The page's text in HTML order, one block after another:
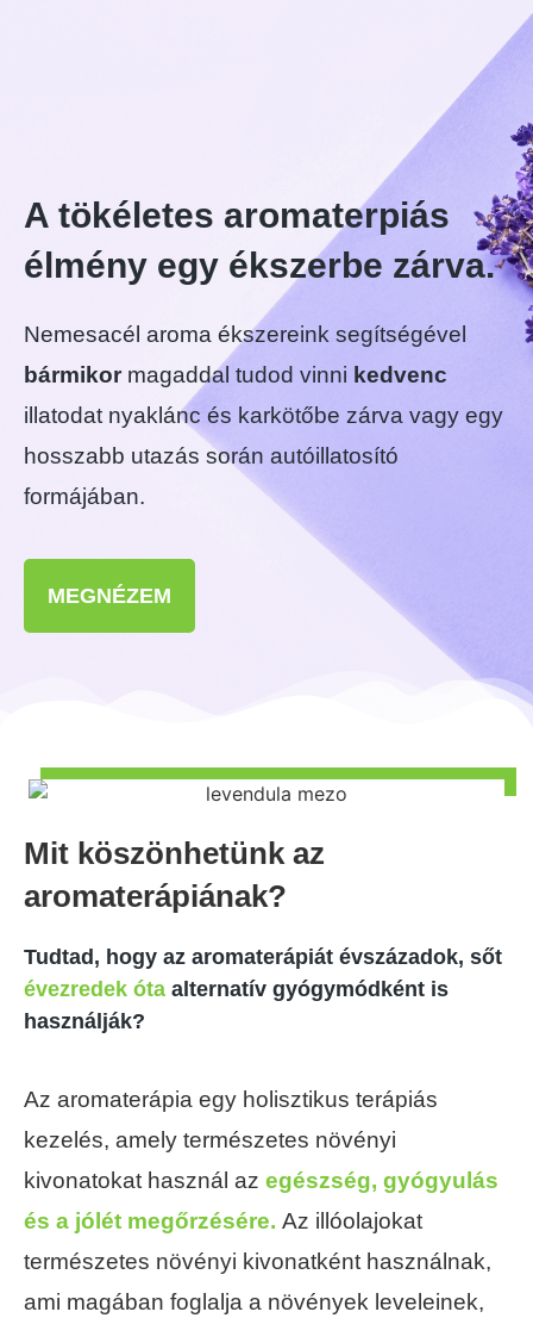
A tökéletes aromaterpiás
élmény egy ékszerbe zárva.
Nemesacél aroma ékszereink segítségével
bármikor magaddal tudod vinni kedvenc
illatodat nyaklánc és karkötőbe zárva vagy egy
hosszabb utazás során autóillatosító
formájában.
MEGNÉZEM
Mit köszönhetünk az
aromaterápiának?
Tudtad, hogy az aromaterápiát évszázadok, sőt
évezredek óta alternatív gyógymódként is
használják?
Az aromaterápia egy holisztikus terápiás
kezelés, amely természetes növényi
kivonatokat használ az egészség, gyógyulás
és a jólét megőrzésére. Az illóolajokat
természetes növényi kivonatként használnak,
ami magában foglalja a növények leveleinek,